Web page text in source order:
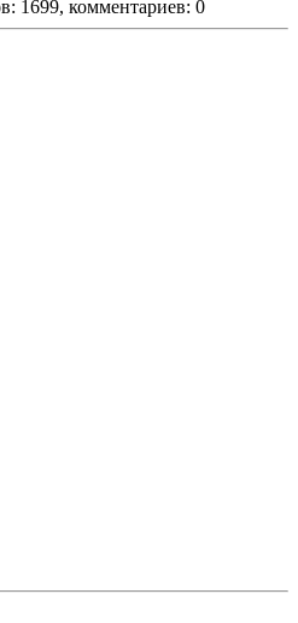
1699, комментариев: 0